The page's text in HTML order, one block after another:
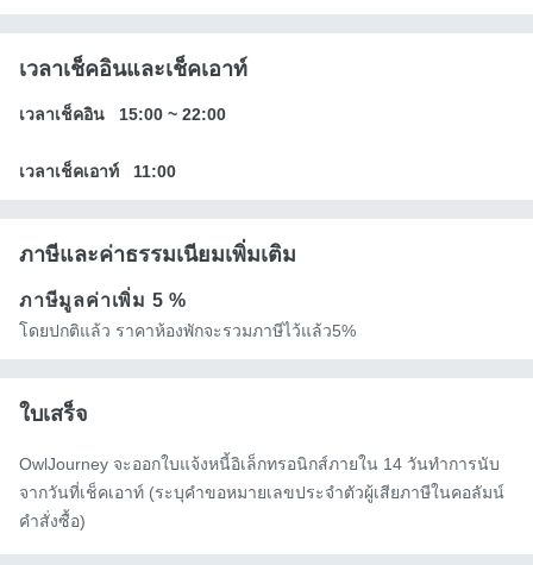
เวลาเช็คอินและเช็คเอาท์
เวลาเช็คอิน 15:00 ~ 22:00
เวลาเช็คเอาท์ 11:00
ภาษีและค่าธรรมเนียมเพิ่มเติม
ภาษีมูลค่าเพิ่ม 5 %
โดยปกติแล้ว ราคาห้องพักจะรวมภาษีไว้แล้ว5%
ใบเสร็จ
OwlJourney จะออกใบแจ้งหนี้อิเล็กทรอนิกส์ภายใน 14 วันทำการนับ
จากวันที่เช็คเอาท์ (ระบุคำขอหมายเลขประจำตัวผู้เสียภาษีในคอลัมน์
คำสั่งซื้อ)